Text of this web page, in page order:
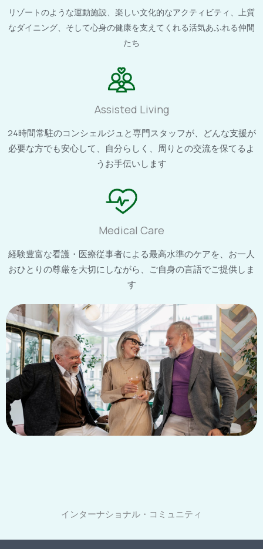
リゾートのような運動施設、楽しい文化的なアクティビティ、上質
なダイニング、そして心身の健康を支えてくれる活気あふれる仲間
たち
Assisted Living
24時間常駐のコンシェルジュと専門スタッフが、どんな支援が
必要な方でも安心して、自分らしく、周りとの交流を保てるよ
うお手伝いします
Medical Care
経験豊富な看護・医療従事者による最高水準のケアを、お一人
おひとりの尊厳を大切にしながら、ご自身の言語でご提供しま
す
インターナショナル・コミュニティ